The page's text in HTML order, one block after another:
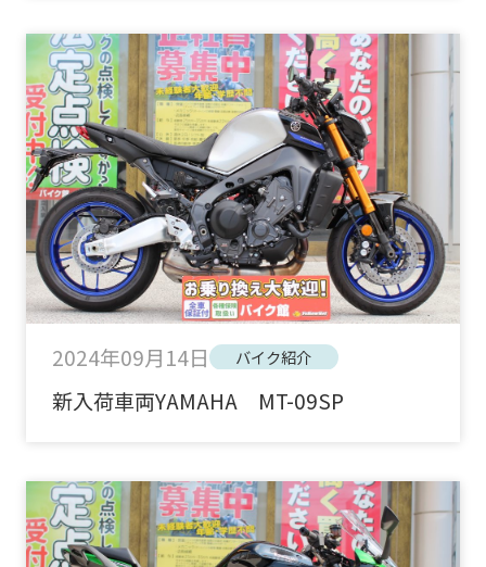
2024年09月14日 バイク紹介
新入荷車両YAMAHA MT-09SP